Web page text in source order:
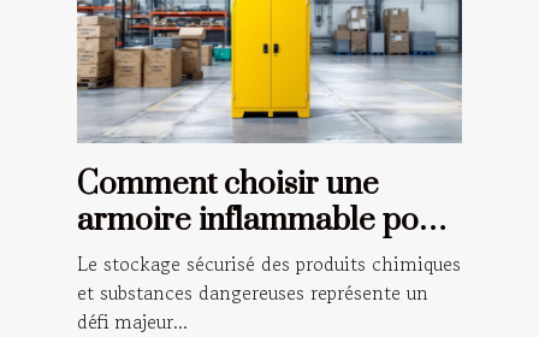
Comment choisir une
armoire inflammable pour
la sécurité de votre
entreprise
Le stockage sécurisé des produits chimiques
et substances dangereuses représente un
défi majeur...